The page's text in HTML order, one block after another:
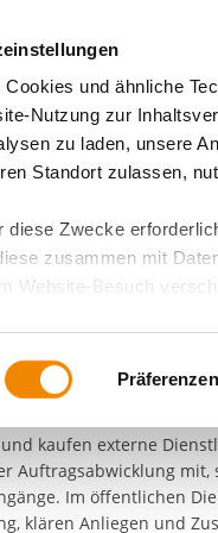
und ähnliche
Nutzung zur
zu laden, unsere
Standort zulassen,
diese Zwecke
zusammen mit
Website-Besuch
werden. Dort ist
für Ihre Daten
finden Sie in unseren
dass alle Website-
Sie können
und Ihre erteilte
Präferenzen
Standorte
KAUFMANN/-FRAU - BÜR...
frau -
führen
Sie erledigen z.B. den
Büromaterial, planen
kaufen externe
Auftragsabwicklung mit,
Im öffentlichen
klären Anliegen und